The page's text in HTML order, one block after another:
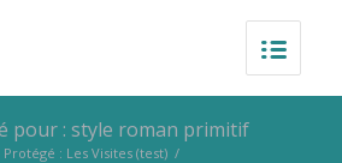
pour : style roman primitif
Protégé : Les Visites (test) /